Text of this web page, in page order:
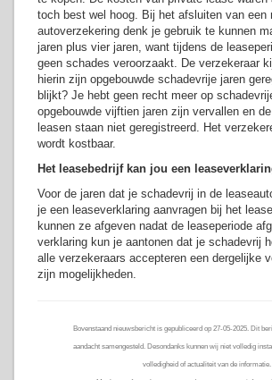
toch best wel hoog. Bij het afsluiten van een
autoverzekering denk je gebruik te kunnen
jaren plus vier jaren, want tijdens de
geen schades veroorzaakt. De verzekeraar
hierin zijn opgebouwde schadevrije jaren
blijkt? Je hebt geen recht meer op
opgebouwde vijftien jaren zijn vervallen en
leasen staan niet geregistreerd. Het
wordt kostbaar.
Het leasebedrijf kan jou een
Voor de jaren dat je schadevrij in de
je een leaseverklaring aanvragen bij het
kunnen ze afgeven nadat de leaseperiode
verklaring kun je aantonen dat je schadevrij
alle verzekeraars accepteren een dergelijke
zijn mogelijkheden.
Bovenstaand nieuwsbericht is gepubliceerd op 27-05-2025. Dit
aandacht samengesteld. Desondanks kunnen wij niet volledig
volledigheid of actualiteit van de informatie.